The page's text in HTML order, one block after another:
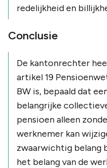
redelijkheid en
Conclusie
De kantonrechter
artikel 19
BW is, bepaald dat
belangrijke
pensioen alleen
werknemer kan
zwaarwichtig belang
het belang van de